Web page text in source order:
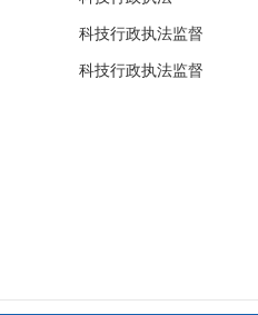
科技行政执法监督
科技行政执法监督